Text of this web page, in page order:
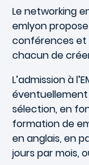
Le networking
emlyon
conférences et
chacun de
L’admission à
sélection, en
formation de
en anglais, en
jours par mois,